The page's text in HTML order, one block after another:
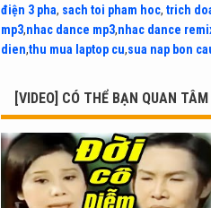
điện 3 pha, sach toi pham hoc, trich
mp3,nhac dance mp3,nhac dance
dien,thu mua laptop cu,sua nap bon
[VIDEO] CÓ THỂ BẠN QUAN TÂM